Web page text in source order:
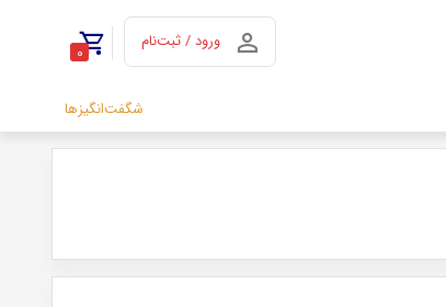
0
ورود / ثبت‌نام
شگفت‌انگیزها